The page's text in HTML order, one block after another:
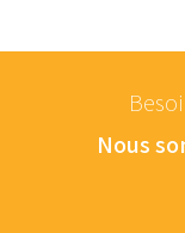
Nous